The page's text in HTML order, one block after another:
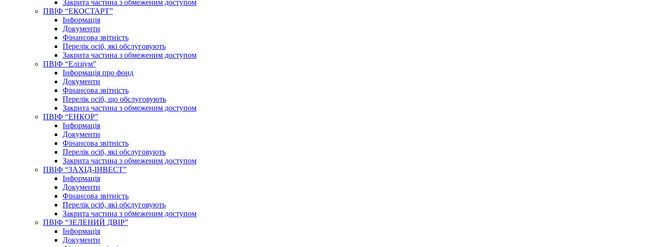
Закрита частина з обмеженим доступом
ПВІФ “ЕКОСТАРТ”
Інформація
Документи
Фінансова звітність
Перелік осіб, які обслуговують
Закрита частина з обмеженим доступом
ПВІФ “Елізіум”
Інформація про фонд
Документи
Фінансова звітність
Перелік осіб, що обслуговують
Закрита частина з обмеженим доступом
ПВІФ “ЕНКОР”
Інформація
Документи
Фінансова звітність
Перелік осіб, які обслуговують
Закрита частина з обмеженим доступом
ПВІФ “ЗАХІД-ІНВЕСТ”
Інформація
Документи
Фінансова звітність
Перелік осіб, які обслуговують
Закрита частина з обмеженим доступом
ПВІФ “ЗЕЛЕНИЙ ДВІР”
Інформація
Документи